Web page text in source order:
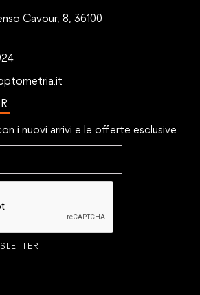
Cavour, 8, 36100
i nuovi arrivi e le offerte esclusive